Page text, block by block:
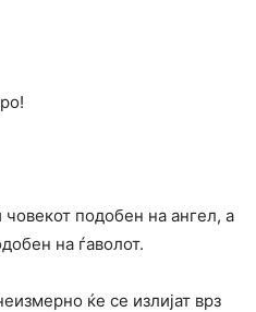
подобен на ангел, а
на ѓаволот.
ќе се излијат врз